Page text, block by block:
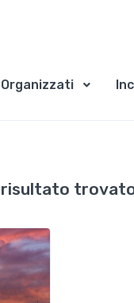
risultato